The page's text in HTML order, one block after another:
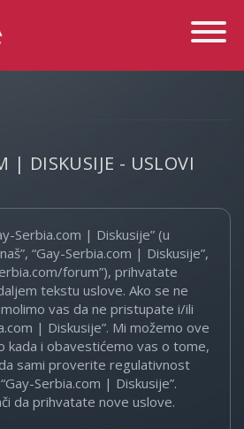
Toggle
| DISKUSIJE - USLOVI
Serbia.com | Diskusije” (u
“Gay-Serbia.com | Diskusije”,
forum”), prihvatate
tekstu uslove. Ako se ne
vas da ne pristupate i/ili
| Diskusije”. Mi možemo ove
kada i obavestićemo vas o tome,
sami proverite regulativnost
Serbia.com | Diskusije”.
da prihvatate nove uslove.